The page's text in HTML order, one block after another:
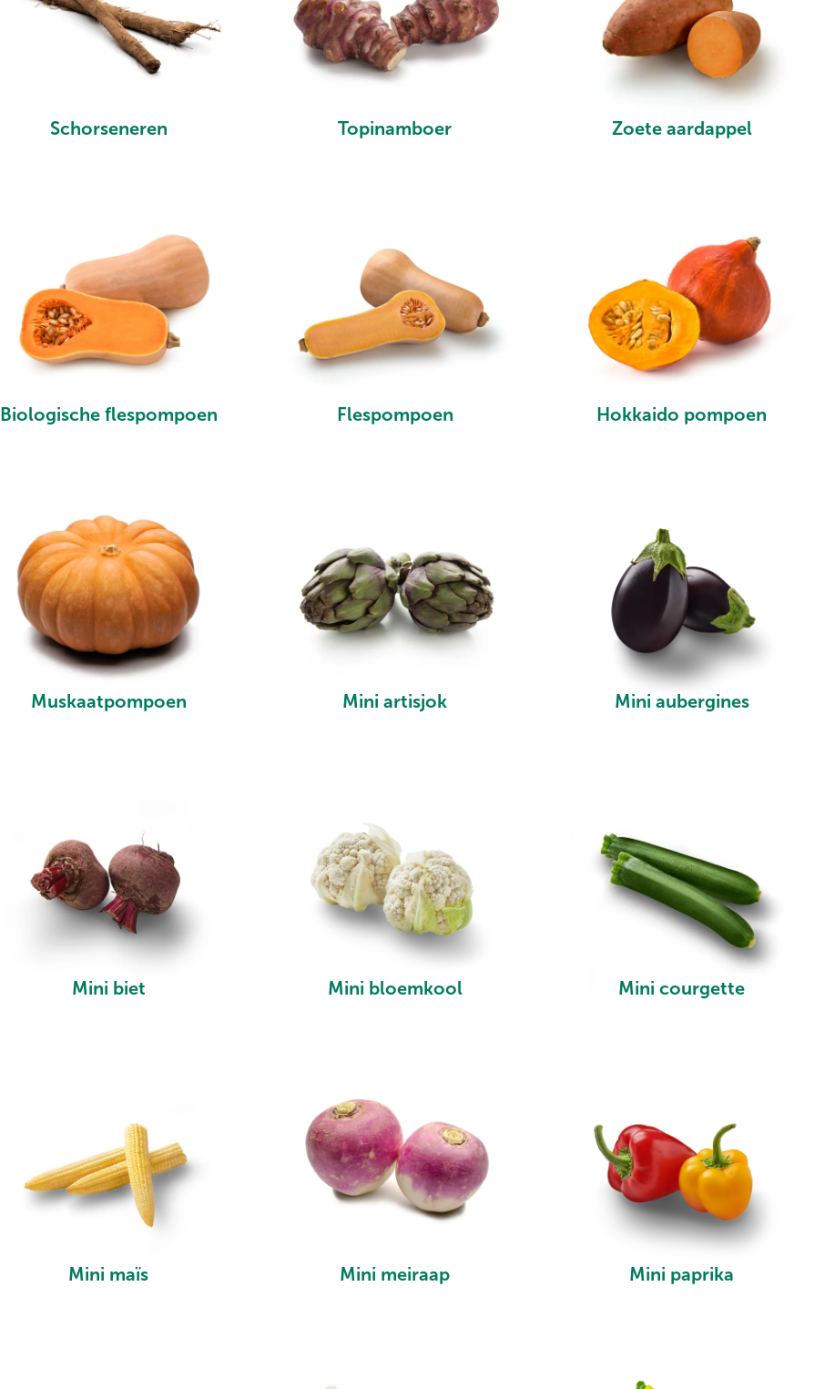
Schorseneren Topinamboer Zoete aardappel
Biologische flespompoen Flespompoen Hokkaido pompoen
Muskaatpompoen Mini artisjok Mini aubergines
Mini biet Mini bloemkool Mini courgette
Mini maïs Mini meiraap Mini paprika